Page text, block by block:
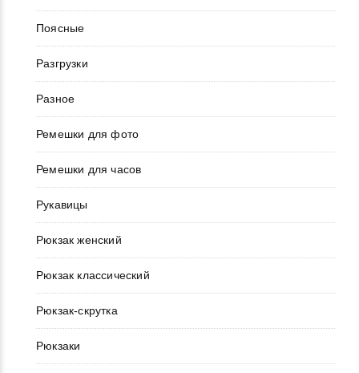
Поясные
Разгрузки
Разное
Ремешки для фото
Ремешки для часов
Рукавицы
Рюкзак женский
Рюкзак классический
Рюкзак-скрутка
Рюкзаки